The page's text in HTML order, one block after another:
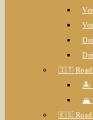
🇮🇹 Road
🏝️
🏔️
🇪🇸 Road